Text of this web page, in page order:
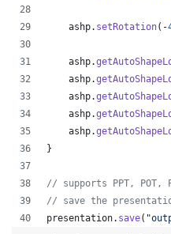
ashp. setRotation(-
ashp.
ashp.
ashp.
ashp.
ashp.
}
// supports PPT, POT,
// save the
presentation. save(